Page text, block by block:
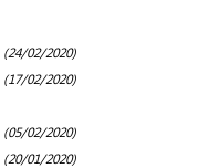
(24/02/2020)
(17/02/2020)
(05/02/2020)
(20/01/2020)